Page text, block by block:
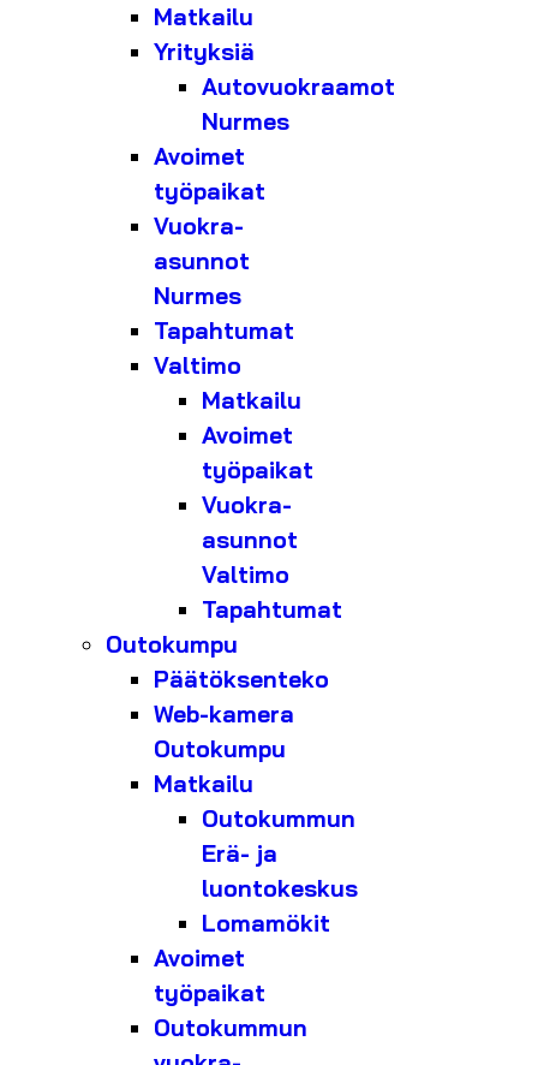
Matkailu
Yrityksiä
Autovuokraamot
Nurmes
Avoimet
työpaikat
Vuokra-
asunnot
Nurmes
Tapahtumat
Valtimo
Matkailu
Avoimet
työpaikat
Vuokra-
asunnot
Valtimo
Tapahtumat
Outokumpu
Päätöksenteko
Web-kamera
Outokumpu
Matkailu
Outokummun
Erä- ja
luontokeskus
Lomamökit
Avoimet
työpaikat
Outokummun